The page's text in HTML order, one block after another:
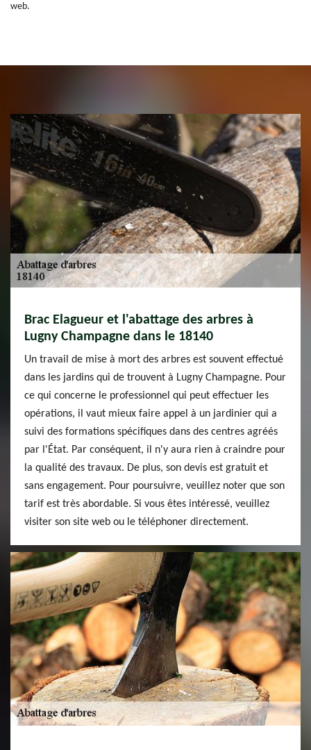
web.
Brac Elagueur et l'abattage des arbres à
Lugny Champagne dans le 18140
Un travail de mise à mort des arbres est souvent effectué
dans les jardins qui de trouvent à Lugny Champagne. Pour
ce qui concerne le professionnel qui peut effectuer les
opérations, il vaut mieux faire appel à un jardinier qui a
suivi des formations spécifiques dans des centres agréés
par l'État. Par conséquent, il n'y aura rien à craindre pour
la qualité des travaux. De plus, son devis est gratuit et
sans engagement. Pour poursuivre, veuillez noter que son
tarif est très abordable. Si vous êtes intéressé, veuillez
visiter son site web ou le téléphoner directement.